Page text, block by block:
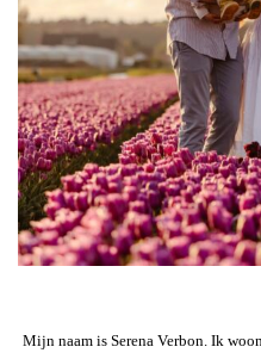
Mijn naam is Serena Verbon. Ik